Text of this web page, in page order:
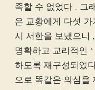
족할 수 없었다 . 그
은 교황에게 다섯 가
시 서한을 보냈으니
명확하고 교리적인
하도록 재구성되었
으로 똑같은 의심을